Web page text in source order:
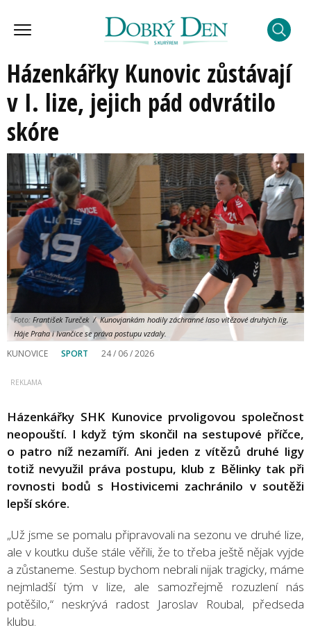
Házenkářky Kunovic zůstávají
v I. lize, jejich pád odvrátilo
skóre
Foto: František Tureček / Kunovjankám hodily záchranné laso vítězové druhých lig,
Háje Praha i Ivančice se práva postupu vzdaly.
KUNOVICE SPORT 24 / 06 / 2026
Házenkářky SHK Kunovice prvoligovou společnost
neopouští. I když tým skončil na sestupové příčce,
o patro níž nezamíří. Ani jeden z vítězů druhé ligy
totiž nevyužil práva postupu, klub z Bělinky tak při
rovnosti bodů s Hostivicemi zachránilo v soutěži
lepší skóre.
„Už jsme se pomalu připravovali na sezonu ve druhé lize,
ale v koutku duše stále věřili, že to třeba ještě nějak vyjde
a zůstaneme. Sestup bychom nebrali nijak tragicky, máme
nejmladší tým v lize, ale samozřejmě rozuzlení nás
potěšilo,“ neskrývá radost Jaroslav Roubal, předseda
klubu.